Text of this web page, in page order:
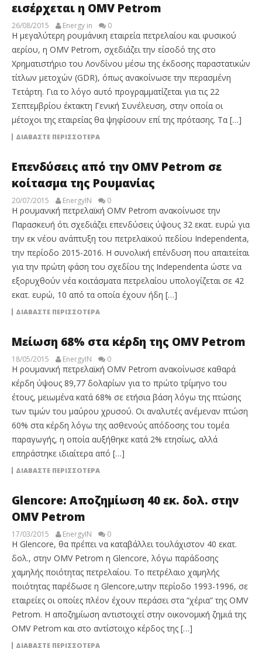
εισέρχεται η OMV Petrom
26/08/2015 Energy in 0
Η μεγαλύτερη ρουμάνικη εταιρεία πετρελαίου και φυσικού
αερίου, η OMV Petrom, σχεδιάζει την είσοδό της στο
Χρηματιστήριο του Λονδίνου μέσω της έκδοσης παραστατικών
τίτλων µετοχών (GDR), όπως ανακοίνωσε την περασμένη
Τετάρτη. Για το λόγο αυτό προγραμματίζεται για τις 22
Σεπτεμβρίου έκτακτη Γενική Συνέλευση, στην οποία οι
μέτοχοι της εταιρείας θα ψηφίσουν επί της πρότασης. Τα […]
ΔΙΑΒΆΣΤΕ ΠΕΡΙΣΣΌΤΕΡΑ
Επενδύσεις από την OMV Petrom σε
κοίτασμα της Ρουμανίας
20/07/2015 EnergyIN 0
Η ρουμανική πετρελαϊκή OMV Petrom ανακοίνωσε την
Παρασκευή ότι σχεδιάζει επενδύσεις ύψους 32 εκατ. ευρώ για
την εκ νέου ανάπτυξη του πετρελαϊκού πεδίου Independenta,
την περίοδο 2015-2016. Η συνολική επένδυση που απαιτείται
για την πρώτη φάση του σχεδίου της Independenta ώστε να
εξορυχθούν νέα κοιτάσματα πετρελαίου υπολογίζεται σε 42
εκατ. ευρώ, 10 από τα οποία έχουν ήδη […]
ΔΙΑΒΆΣΤΕ ΠΕΡΙΣΣΌΤΕΡΑ
Μείωση 68% στα κέρδη της OMV Petrom
18/05/2015 EnergyIN 0
Η ρουμανική πετρελαϊκή OMV Petrom ανακοίνωσε καθαρά
κέρδη ύψους 89,77 δολαρίων για το πρώτο τρίμηνο του
έτους, μειωμένα κατά 68% σε ετήσια βάση λόγω της πτώσης
των τιμών του μαύρου χρυσού. Οι αναλυτές ανέμεναν πτώση
60% στα κέρδη λόγω της ασθενούς απόδοσης του τομέα
παραγωγής, η οποία αυξήθηκε κατά 2% ετησίως, αλλά
επηράστηκε ιδιαίτερα από […]
ΔΙΑΒΆΣΤΕ ΠΕΡΙΣΣΌΤΕΡΑ
Glencore: Αποζημίωση 40 εκ. δολ. στην
OMV Petrom
17/03/2015 EnergyIN 0
Η Glencore, θα πρέπει να καταβάλλει τουλάχιστον 40 εκατ.
δολ., στην OMV Petrom η Glencore, λόγω παράδοσης
χαμηλής ποιότητας πετρελαίου. Το πετρέλαιο χαμηλής
ποιότητας παρέδωσε η Glencore,ωτην περίοδο 1993-1996, σε
εταιρείες οι οποίες πλέον έχουν περάσει στα “χέρια” της OMV
Petrom. Η αποζημίωση αντιστοιχεί στην οικονομική ζημιά της
OMV Petrom και στο αντίστοιχο κέρδος της […]
ΔΙΑΒΆΣΤΕ ΠΕΡΙΣΣΌΤΕΡΑ